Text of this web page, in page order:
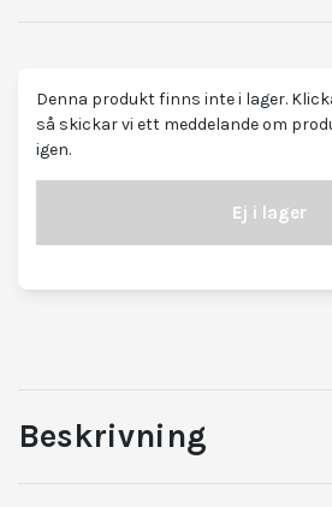
Denna produkt finns inte i lager.
så skickar vi ett meddelande om
igen.
Ej i lager
Beskrivning